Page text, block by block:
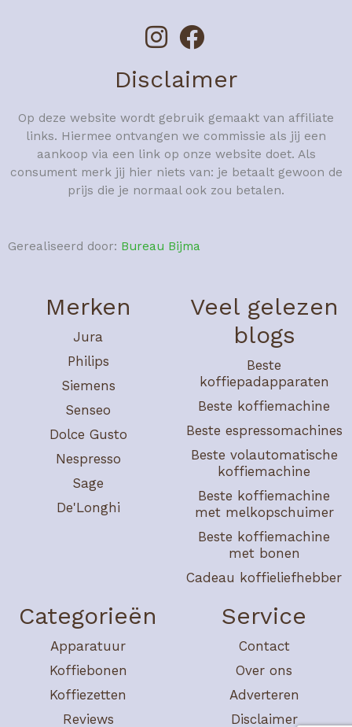
Disclaimer
Op deze website wordt gebruik gemaakt van affiliate
links. Hiermee ontvangen we commissie als jij een
aankoop via een link op onze website doet. Als
consument merk jij hier niets van: je betaalt gewoon de
prijs die je normaal ook zou betalen.
Gerealiseerd door: Bureau Bijma
Merken
Jura
Philips
Siemens
Senseo
Dolce Gusto
Nespresso
Sage
De'Longhi
Veel gelezen
blogs
Beste
koffiepadapparaten
Beste koffiemachine
Beste espressomachines
Beste volautomatische
koffiemachine
Beste koffiemachine
met melkopschuimer
Beste koffiemachine
met bonen
Cadeau koffieliefhebber
Categorieën
Apparatuur
Koffiebonen
Koffiezetten
Reviews
Service
Contact
Over ons
Adverteren
Disclaimer